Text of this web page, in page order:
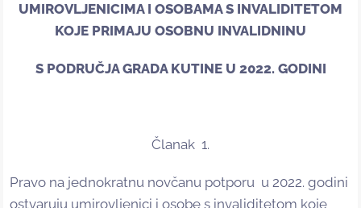
UMIROVLJENICIMA I OSOBAMA S INVALIDITETOM
KOJE PRIMAJU OSOBNU INVALIDNINU
S PODRUČJA GRADA KUTINE U 2022. GODINI
Članak 1.
Pravo na jednokratnu novčanu potporu u 2022. godini
ostvaruju umirovljenici i osobe s invaliditetom koje